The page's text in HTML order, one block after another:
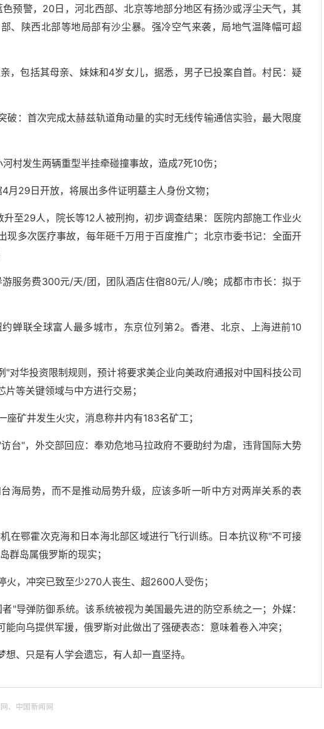
预警，20日，河北西部、北京等地部分地区有扬沙或浮尘天气，其
、陕西北部等地局部有沙尘暴。强冷空气来袭，局地气温降幅可超
，包括其母亲、妹妹和4岁女儿，据悉，男子已投案自首。村民：疑
破：首次完成太赫兹轨道角动量的实时无线传输通信实验，最大限度
村发生两辆重型半挂牵碰撞事故，造成7死10伤；
月29日开放，将展出多件证明墓主人身份文物；
至29人，院长等12人被刑拘，初步调查结果：医院内部施工作业火
现多次医疗事故，每年砸千万用于百度推广；北京市委书记：全面开
服务费300元/天/团，团队酒店住宿80元/人/晚；成都市市长：拟于
蝉联全球富人最多城市，东京位列第2。香港、北京、上海进前10
"对华投资限制规则，预计将要求美企业向美政府通报对中国科技公司
等关键领域与中方进行交易；
矿井发生火灾，消息称井内有183名矿工；
台"，外交部回应：奉劝危地马拉政府不要助纣为虐，违背国际大势
海局势，而不是推动局势升级，应该多听一听中方对两岸关系的表
在鄂霍次克海和日本海北部区域进行飞行训练。日本抗议称"不可接
群岛属俄罗斯的现实；
火，冲突已致至少270人丧生、超2600人受伤；
"导弹防御系统。该系统被视为美国最先进的防空系统之一；外媒：
向乌提供军援，俄罗斯对此做出了强硬表态：意味着卷入冲突；
想、只是有人学会遗忘，有人却一直坚持。
、中国新闻网